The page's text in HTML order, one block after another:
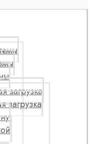
загрузка
загрузка